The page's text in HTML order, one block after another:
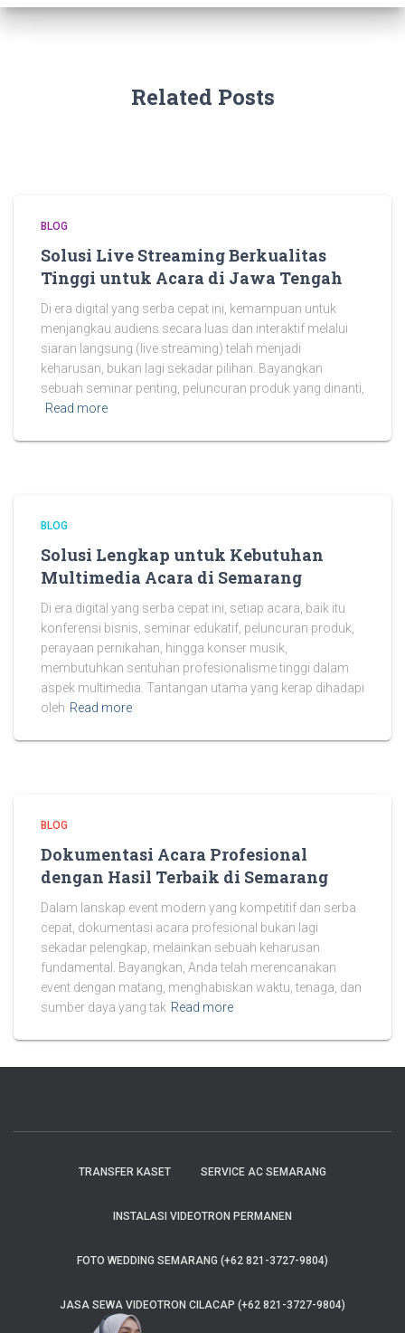
Related Posts
BLOG
Solusi Live Streaming Berkualitas
Tinggi untuk Acara di Jawa Tengah
Di era digital yang serba cepat ini, kemampuan untuk
menjangkau audiens secara luas dan interaktif melalui
siaran langsung (live streaming) telah menjadi
keharusan, bukan lagi sekadar pilihan. Bayangkan
sebuah seminar penting, peluncuran produk yang dinanti,
Read more
BLOG
Solusi Lengkap untuk Kebutuhan
Multimedia Acara di Semarang
Di era digital yang serba cepat ini, setiap acara, baik itu
konferensi bisnis, seminar edukatif, peluncuran produk,
perayaan pernikahan, hingga konser musik,
membutuhkan sentuhan profesionalisme tinggi dalam
aspek multimedia. Tantangan utama yang kerap dihadapi
oleh Read more
BLOG
Dokumentasi Acara Profesional
dengan Hasil Terbaik di Semarang
Dalam lanskap event modern yang kompetitif dan serba
cepat, dokumentasi acara profesional bukan lagi
sekadar pelengkap, melainkan sebuah keharusan
fundamental. Bayangkan, Anda telah merencanakan
event dengan matang, menghabiskan waktu, tenaga, dan
sumber daya yang tak Read more
TRANSFER KASET SERVICE AC SEMARANG
INSTALASI VIDEOTRON PERMANEN
FOTO WEDDING SEMARANG (+62 821-3727-9804)
JASA SEWA VIDEOTRON CILACAP (+62 821-3727-9804)